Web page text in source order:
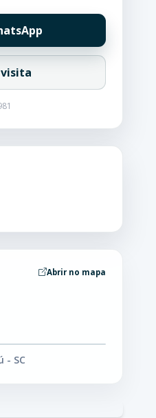
Abrir no mapa
- SC